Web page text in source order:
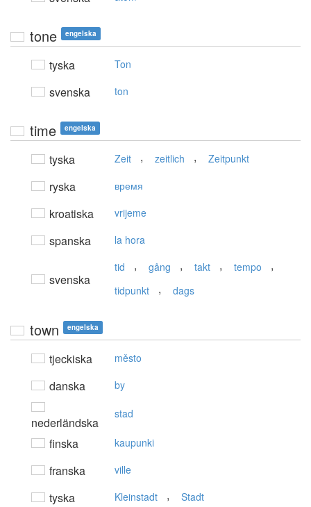
tone engelska
tyska Ton
svenska ton
time engelska
tyska Zeit , zeitlich , Zeitpunkt
ryska время
kroatiska vrijeme
spanska la hora
svenska
tid , gång , takt , tempo ,
tidpunkt , dags
town engelska
tjeckiska město
danska by
nederländska
stad
finska kaupunki
franska ville
tyska Kleinstadt , Stadt